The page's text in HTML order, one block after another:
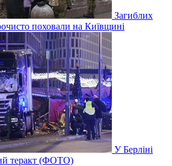
Загиблих
поховали на Київщині
У Берліні
теракт (ФОТО)